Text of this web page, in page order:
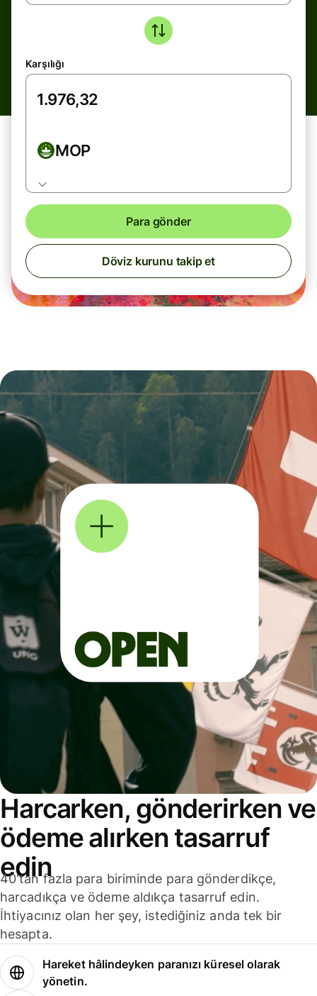
Karşılığı
MOP
Para gönder
Döviz kurunu takip et
Harcarken, gönderirken ve
ödeme alırken tasarruf
edin
40'tan fazla para biriminde para gönderdikçe,
harcadıkça ve ödeme aldıkça tasarruf edin.
İhtiyacınız olan her şey, istediğiniz anda tek bir
hesapta.
Hareket hâlindeyken paranızı küresel olarak
yönetin.